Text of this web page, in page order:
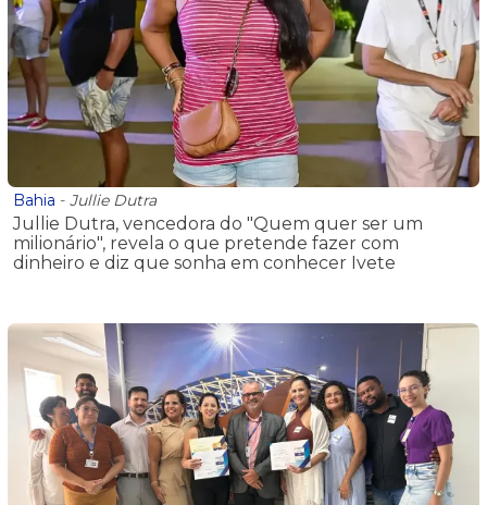
Bahia - Jullie Dutra
Jullie Dutra, vencedora do "Quem quer ser um
milionário", revela o que pretende fazer com
dinheiro e diz que sonha em conhecer Ivete